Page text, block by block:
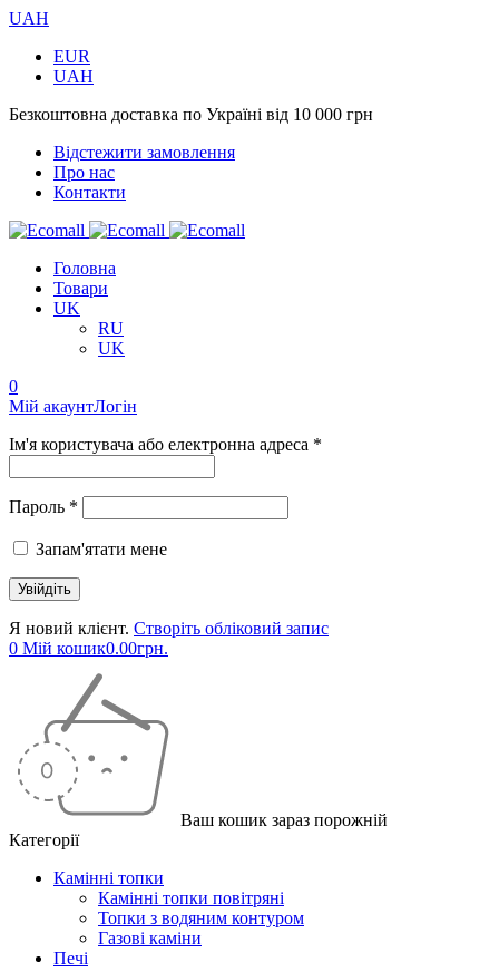
UAH
EUR
UAH
Безкоштовна доставка по Україні від 10 000 грн
Відстежити замовлення
Про нас
Контакти
Головна
Товари
UK
RU
UK
0
Мій акаунтЛогін
Ім'я користувача або електронна адреса *
Пароль *
Запам'ятати мене
Я новий клієнт. Створіть обліковий запис
0 Мій кошик0.00грн.
Ваш кошик зараз порожній
Категорії
Камінні топки
Камінні топки повітряні
Топки з водяним контуром
Газові каміни
Печі